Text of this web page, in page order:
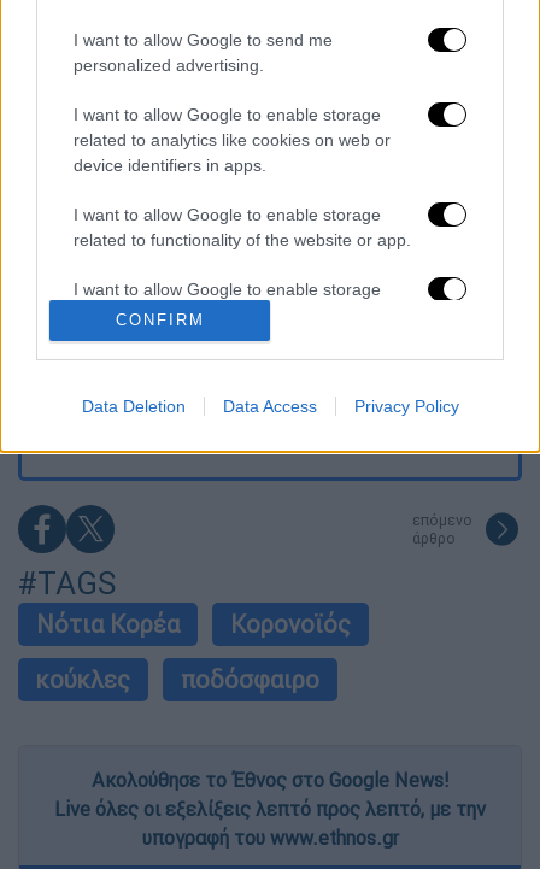
I want to allow Google to send me
personalized advertising.
I want to allow Google to enable storage
related to analytics like cookies on web or
device identifiers in apps.
I want to allow Google to enable storage
related to functionality of the website or app.
I want to allow Google to enable storage
related to personalization.
I want to allow Google to enable storage
functionality and fraud prevention, and other
CONFIRM
Data Deletion Data Access Privacy Policy
Διαβάστε ακόμη
Θρήνος για τον Λιονέλ Μέσι: Πέθανε στα 68
Φωτιά στην Αττικοβοιωτία: Πώς στήθηκε η
μεγάλη επιχείρηση διάσωσης - 254 πολίτες
απομακρύνθηκαν διά θαλάσσης
Συναγερμός από τον ΕΦΕΤ: Ανακαλείται
γνωστή μαρμελάδα - Κίνδυνος θραύσης στη
συσκευασία
σε πισίνα beach bar - Προσήχθησαν
ιδιοκτήτης και γονείς
επόμενο
άρθρο
#TAGS
Νότια Κορέα
Κορονοϊός
κούκλες
ποδόσφαιρο
Ακολούθησε το Έθνος στο Google News!
Live όλες οι εξελίξεις λεπτό προς λεπτό, με την
υπογραφή του www.ethnos.gr